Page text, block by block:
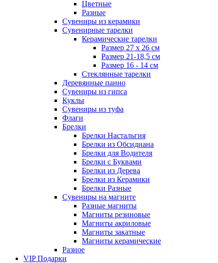
Цветные
Разные
Сувениры из керамики
Сувенирные тарелки
Керамические тарелки
Размер 27 х 26 см
Размер 21-18,5 см
Размер 16 - 14 см
Стеклянные тарелки
Деревянные панно
Сувениры из гипса
Куклы
Сувениры из туфа
Флаги
Брелки
Брелки Настальгия
Брелки из Обсидиана
Брелки для Водителя
Брелки с Буквами
Брелки из Дерева
Брелки из Керамики
Брелки Разные
Сувениры на магните
Разные магниты
Магниты резиновые
Магниты акриловые
Магниты закатные
Магниты керамические
Разное
VIP Подарки